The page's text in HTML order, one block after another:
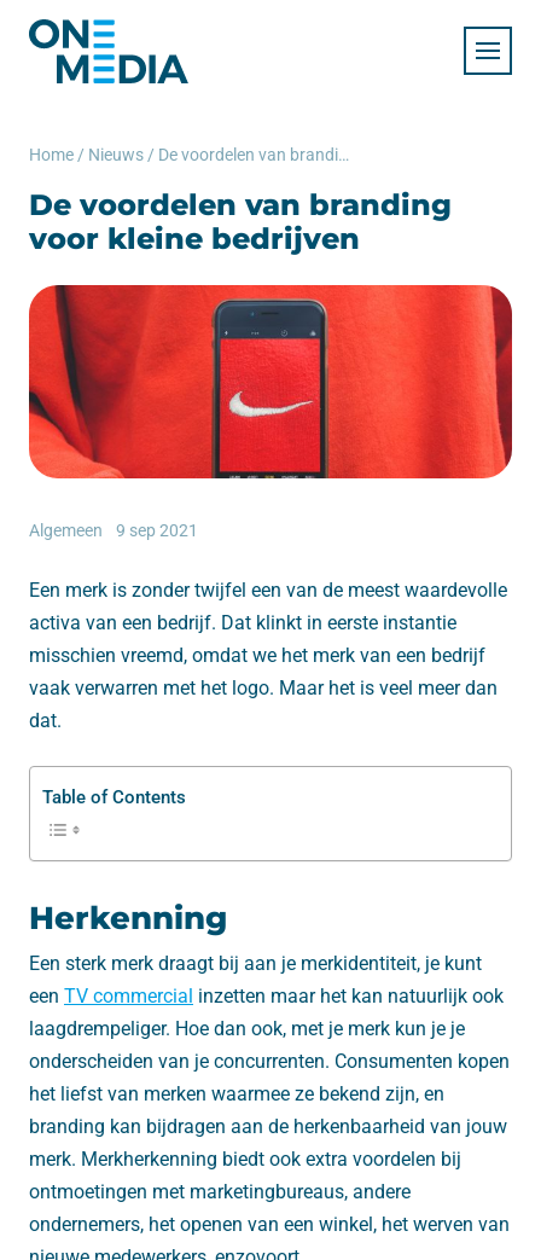
Home / Nieuws / De voordelen van branding voor kleine bedrijven
De voordelen van branding
voor kleine bedrijven
Algemeen 9 sep 2021
Een merk is zonder twijfel een van de meest waardevolle
activa van een bedrijf. Dat klinkt in eerste instantie
misschien vreemd, omdat we het merk van een bedrijf
vaak verwarren met het logo. Maar het is veel meer dan
dat.
Table of Contents
Herkenning
Een sterk merk draagt bij aan je merkidentiteit, je kunt
een TV commercial inzetten maar het kan natuurlijk ook
laagdrempeliger. Hoe dan ook, met je merk kun je je
onderscheiden van je concurrenten. Consumenten kopen
het liefst van merken waarmee ze bekend zijn, en
branding kan bijdragen aan de herkenbaarheid van jouw
merk. Merkherkenning biedt ook extra voordelen bij
ontmoetingen met marketingbureaus, andere
ondernemers, het openen van een winkel, het werven van